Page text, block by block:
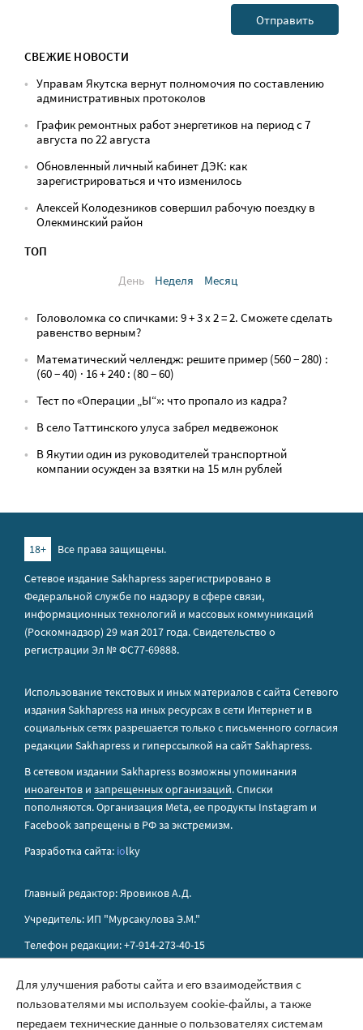
СВЕЖИЕ НОВОСТИ
Управам Якутска вернут полномочия по составлению
административных протоколов
График ремонтных работ энергетиков на период с 7
августа по 22 августа
Обновленный личный кабинет ДЭК: как
зарегистрироваться и что изменилось
Алексей Колодезников совершил рабочую поездку в
Олекминский район
ТОП
День
Неделя Месяц
Головоломка со спичками: 9 + 3 х 2 = 2. Сможете сделать
равенство верным?
Математический челлендж: решите пример (560 − 280) :
(60 − 40) · 16 + 240 : (80 − 60)
Тест по «Операции „Ы“»: что пропало из кадра?
В село Таттинского улуса забрел медвежонок
В Якутии один из руководителей транспортной
компании осужден за взятки на 15 млн рублей
18+
Все права защищены.
Сетевое издание Sakhapress зарегистрировано в
Федеральной службе по надзору в сфере связи,
информационных технологий и массовых коммуникаций
(Роскомнадзор) 29 мая 2017 года. Свидетельство о
регистрации Эл № ФС77-69888.
Использование текстовых и иных материалов с сайта Сетевого
издания Sakhapress на иных ресурсах в сети Интернет и в
социальных сетях разрешается только с письменного согласия
редакции Sakhapress и гиперссылкой на сайт Sakhapress.
В сетевом издании Sakhapress возможны упоминания
иноагентов и запрещенных организаций. Списки
пополняются. Организация Metа, ее продукты Instagram и
Facebook запрещены в РФ за экстремизм.
Разработка сайта: iolky
Главный редактор: Яровиков А.Д.
Учредитель: ИП "Мурсакулова Э.М."
Телефон редакции: +7-914-273-40-15
Правила сайта
Для улучшения работы сайта и его взаимодействия с
пользователями мы используем cookie-файлы, а также
передаем технические данные о пользователях системам